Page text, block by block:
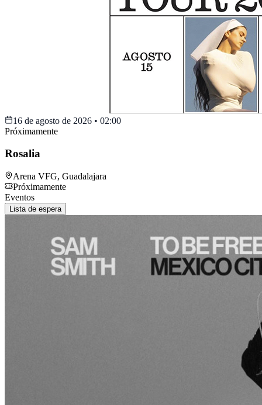
16 de agosto de 2026 • 02:00
Próximamente
Rosalia
Arena VFG, Guadalajara
Próximamente
Eventos
Lista de espera